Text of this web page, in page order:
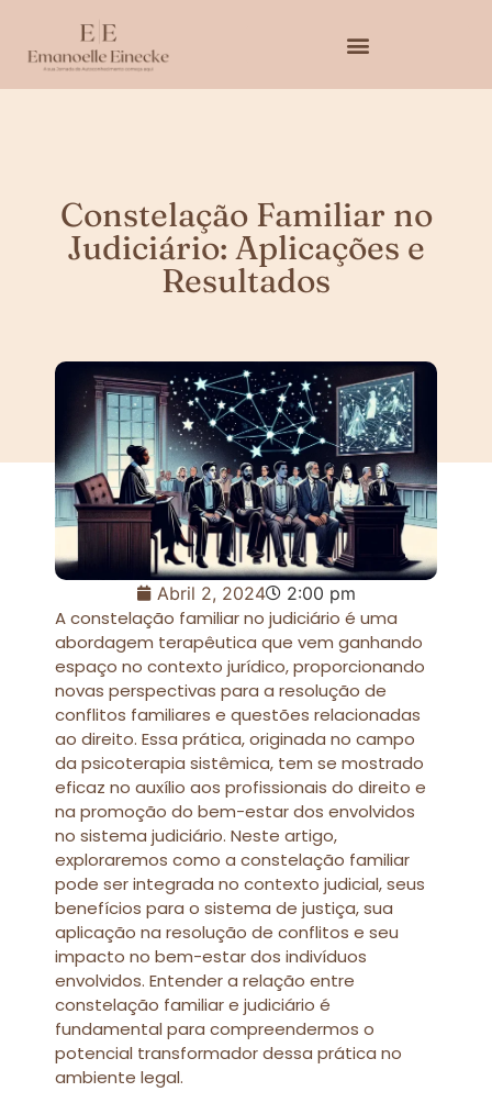
Constelação Familiar no
Judiciário: Aplicações e
Resultados
Abril 2, 2024 2:00 pm
A constelação familiar no judiciário é uma
abordagem terapêutica que vem ganhando
espaço no contexto jurídico, proporcionando
novas perspectivas para a resolução de
conflitos familiares e questões relacionadas
ao direito. Essa prática, originada no campo
da psicoterapia sistêmica, tem se mostrado
eficaz no auxílio aos profissionais do direito e
na promoção do bem-estar dos envolvidos
no sistema judiciário. Neste artigo,
exploraremos como a constelação familiar
pode ser integrada no contexto judicial, seus
benefícios para o sistema de justiça, sua
aplicação na resolução de conflitos e seu
impacto no bem-estar dos indivíduos
envolvidos. Entender a relação entre
constelação familiar e judiciário é
fundamental para compreendermos o
potencial transformador dessa prática no
ambiente legal.